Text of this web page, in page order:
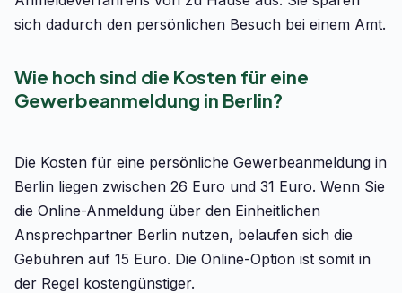
sich dadurch den persönlichen Besuch bei einem Amt.
Wie hoch sind die Kosten für eine
Gewerbeanmeldung in Berlin?
Die Kosten für eine persönliche Gewerbeanmeldung in
Berlin liegen zwischen 26 Euro und 31 Euro. Wenn Sie
die Online-Anmeldung über den Einheitlichen
Ansprechpartner Berlin nutzen, belaufen sich die
Gebühren auf 15 Euro. Die Online-Option ist somit in
der Regel kostengünstiger.